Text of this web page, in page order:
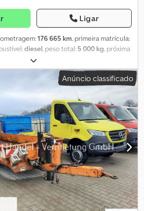
Ligar
176 665 km, primeira matrícula:
diesel, peso total: 5 000 kg, próxima
branco
Euro 6, Equipamento:ABS, filtro de
Koffer 516 CDI muito bem conservado, com
apenas 176.000 km originais,
proprietário. Veículo comercial pronto
Uspfx Afdeha
Anúncio classificado